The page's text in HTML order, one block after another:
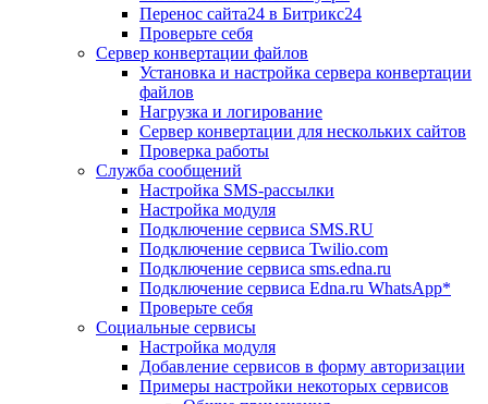
Перенос сайта24 в Битрикс24
Проверьте себя
Сервер конвертации файлов
Установка и настройка сервера конвертации
файлов
Нагрузка и логирование
Сервер конвертации для нескольких сайтов
Проверка работы
Служба сообщений
Настройка SMS-рассылки
Настройка модуля
Подключение сервиса SMS.RU
Подключение сервиса Twilio.com
Подключение сервиса sms.edna.ru
Подключение сервиса Edna.ru WhatsApp*
Проверьте себя
Социальные сервисы
Настройка модуля
Добавление сервисов в форму авторизации
Примеры настройки некоторых сервисов